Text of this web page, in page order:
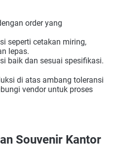
order yang
seperti cetakan miring,
lepas.
baik dan sesuai spesifikasi.
di atas ambang toleransi
vendor untuk proses
Souvenir Kantor